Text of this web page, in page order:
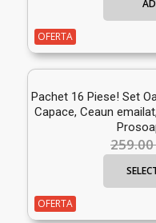
OFERTA
Pachet 16 Piese! Set
Capace, Ceaun
259.00
OFERTA